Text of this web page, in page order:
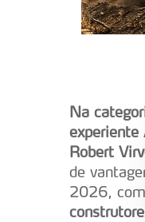
Na
experiente
Robert
de
2026,